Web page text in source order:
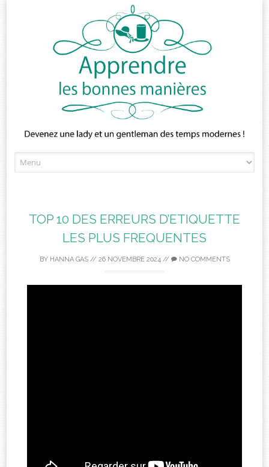
to
TOP 10 DES ERREURS D’ETIQUETTE
LES PLUS FREQUENTES
BY HANNA GAS// 26 NOVEMBRE 2024// NO COMMENTS